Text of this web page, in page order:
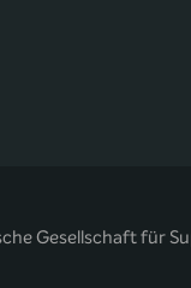
Gesellschaft für